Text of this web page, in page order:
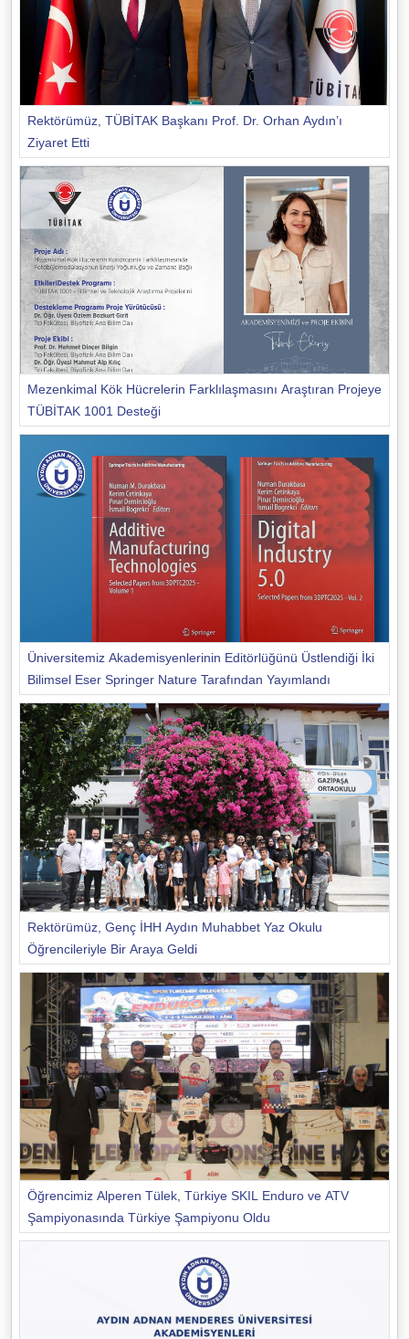
Rektörümüz, TÜBİTAK Başkanı Prof. Dr. Orhan Aydın’ı
Ziyaret Etti
Mezenkimal Kök Hücrelerin Farklılaşmasını Araştıran Projeye
TÜBİTAK 1001 Desteği
Üniversitemiz Akademisyenlerinin Editörlüğünü Üstlendiği İki
Bilimsel Eser Springer Nature Tarafından Yayımlandı
Rektörümüz, Genç İHH Aydın Muhabbet Yaz Okulu
Öğrencileriyle Bir Araya Geldi
Öğrencimiz Alperen Tülek, Türkiye SKIL Enduro ve ATV
Şampiyonasında Türkiye Şampiyonu Oldu